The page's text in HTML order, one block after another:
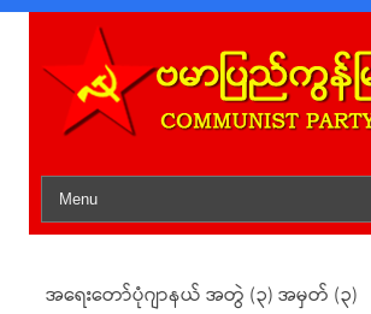
Skip to content
အရေးတော်ပုံဂျာနယ် အတွဲ (၃) အမှတ် (၃)